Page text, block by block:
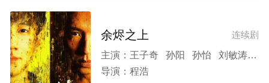
连续剧
余烬之上
主演： 王子奇 孙阳 孙怡 刘敏涛 张雨剑 丁笑滢 黄维德 陈若轩 詹鑫 王宏 周铁
导演： 程浩